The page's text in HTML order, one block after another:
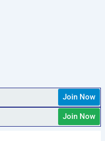
Join Now
Join Now